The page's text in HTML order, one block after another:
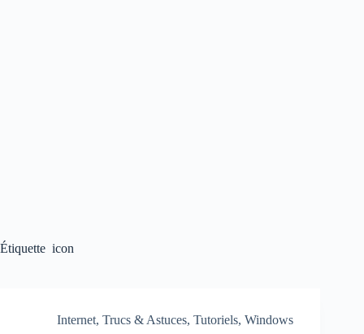
Étiquette icon
Internet, Trucs & Astuces, Tutoriels, Windows